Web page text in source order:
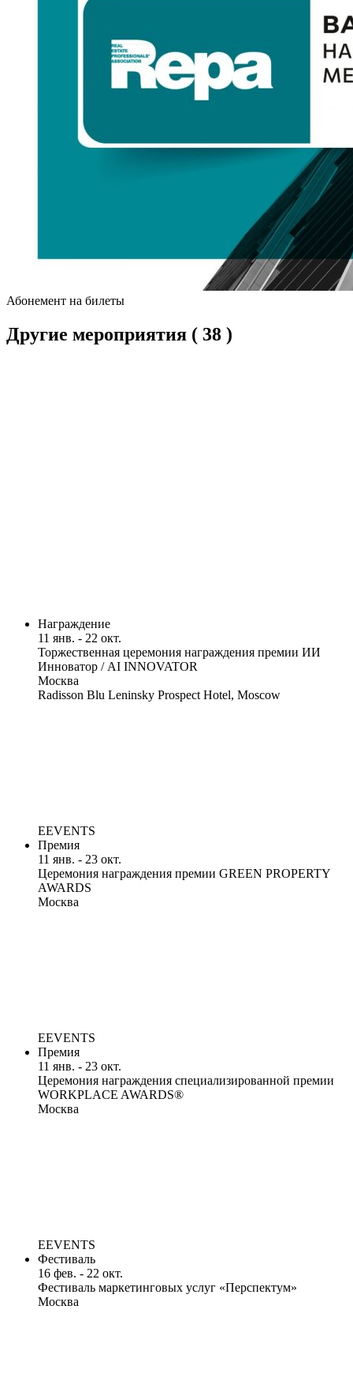
Абонемент на билеты
Другие мероприятия ( 38 )
Награждение
11 янв. - 22 окт.
Торжественная церемония награждения премии ИИ
Инноватор / AI INNOVATOR
Москва
Radisson Blu Leninsky Prospect Hotel, Moscow
EEVENTS
Премия
11 янв. - 23 окт.
Церемония награждения премии GREEN PROPERTY
AWARDS
Москва
EEVENTS
Премия
11 янв. - 23 окт.
Церемония награждения специализированной премии
WORKPLACE AWARDS®
Москва
EEVENTS
Фестиваль
16 фев. - 22 окт.
Фестиваль маркетинговых услуг «Перспектум»
Москва